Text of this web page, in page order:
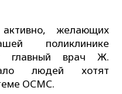
желающих
поликлинике
главный врач Ж.
людей хотят
ОСМС.